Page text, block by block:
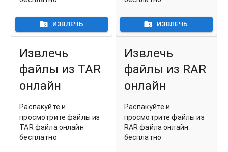
ИЗВЛЕЧЬ ИЗВЛЕЧЬ
Извлечь
файлы из TAR
онлайн
Распакуйте и
просмотрите файлы из
TAR файла онлайн
бесплатно
Извлечь
файлы из RAR
онлайн
Распакуйте и
просмотрите файлы из
RAR файла онлайн
бесплатно